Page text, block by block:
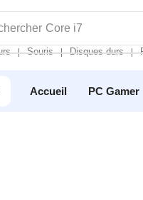
Core i7
❘ Souris ❘ Disques durs ❘
Accueil PC Gamer